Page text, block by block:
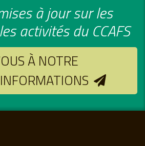
à jour sur les
activités du CCAFS
À NOTRE